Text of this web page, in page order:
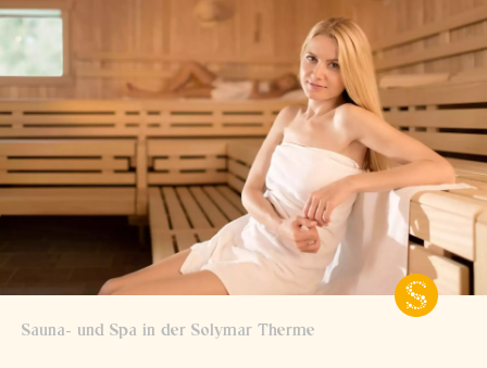
Sauna- und Spa in der Solymar Therme